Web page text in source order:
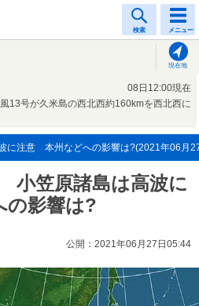
検索 メニュー
現在地
08日12:00現在
13号が久米島の西北西約160kmを西北西に
に注意 本州などへの影響は?(2021年06月
小笠原諸島は高波に
影響は?
公開：2021年06月27日05:44